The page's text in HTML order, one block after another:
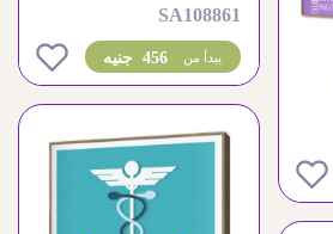
لعيادات الاطباء
SA108861
456 جنيه يبدأ من